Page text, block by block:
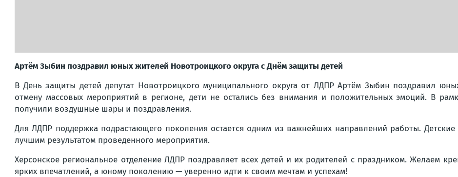
Артём Зыбин поздравил юных жителей Новотроицкого округа с Днём защиты детей
В День защиты детей депутат Новотроицкого муниципального округа от ЛДПР Артём Зыбин поздравил
отмену массовых мероприятий в регионе, дети не остались без внимания и положительных эмоций. В
получили воздушные шары и поздравления.
Для ЛДПР поддержка подрастающего поколения остается одним из важнейших направлений работы.
лучшим результатом проведенного мероприятия.
Херсонское региональное отделение ЛДПР поздравляет всех детей и их родителей с праздником. Желаем
ярких впечатлений, а юному поколению — уверенно идти к своим мечтам и успехам!